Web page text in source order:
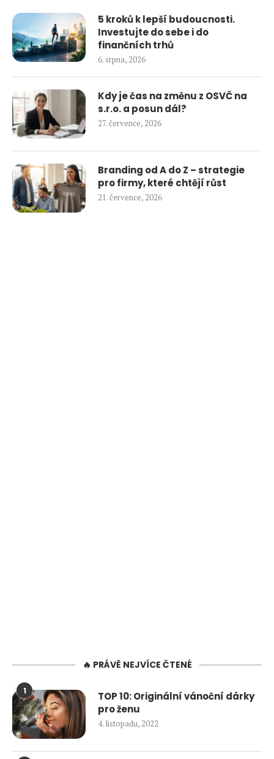
5 kroků k lepší budoucnosti.
Investujte do sebe i do
finančních trhů
6. srpna, 2026
Kdy je čas na změnu z OSVČ na
s.r.o. a posun dál?
27. července, 2026
Branding od A do Z – strategie
pro firmy, které chtějí růst
21. července, 2026
🔥 PRÁVĚ NEJVÍCE ČTENÉ
1
TOP 10: Originální vánoční dárky
pro ženu
4. listopadu, 2022